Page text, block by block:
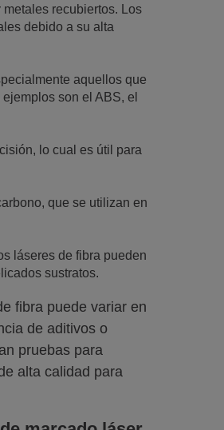
recubiertos. Los
debido a su alta
aquellos que
son el ABS, el
lo cual es útil para
que se utilizan en
láseres de fibra pueden
sustratos.
fibra puede variar en
de aditivos o
pruebas para
alta calidad para